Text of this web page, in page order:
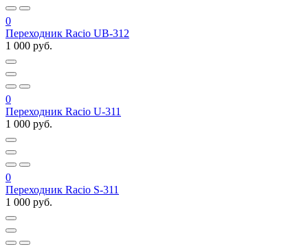
0
Переходник Racio UB-312
1 000 руб.
0
Переходник Racio U-311
1 000 руб.
0
Переходник Racio S-311
1 000 руб.